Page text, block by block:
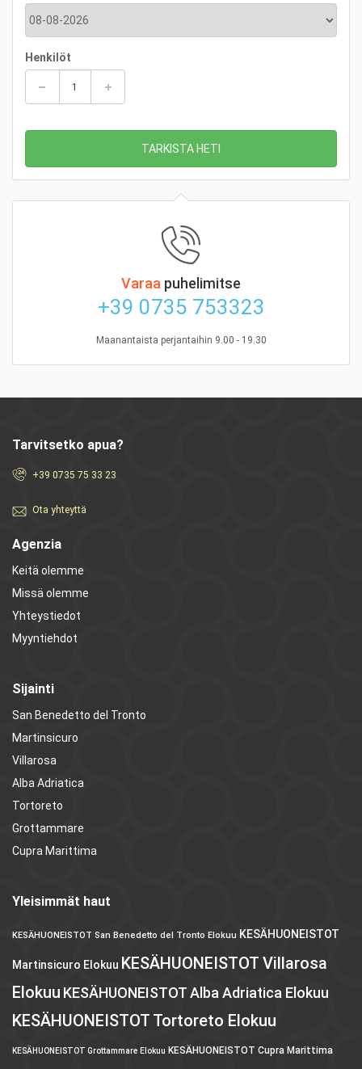
Henkilöt
TARKISTA HETI
Varaa puhelimitse
+39 0735 753323
Maanantaista perjantaihin 9.00 - 19.30
Tarvitsetko apua?
+39 0735 75 33 23
Ota yhteyttä
Agenzia
Keitä olemme
Missä olemme
Yhteystiedot
Myyntiehdot
Sijainti
San Benedetto del Tronto
Martinsicuro
Villarosa
Alba Adriatica
Tortoreto
Grottammare
Cupra Marittima
Yleisimmät haut
KESÄHUONEISTOT San Benedetto del Tronto Elokuu KESÄHUONEISTOT
Martinsicuro Elokuu KESÄHUONEISTOT Villarosa
Elokuu KESÄHUONEISTOT Alba Adriatica Elokuu
KESÄHUONEISTOT Tortoreto Elokuu
KESÄHUONEISTOT Grottammare Elokuu KESÄHUONEISTOT Cupra Marittima